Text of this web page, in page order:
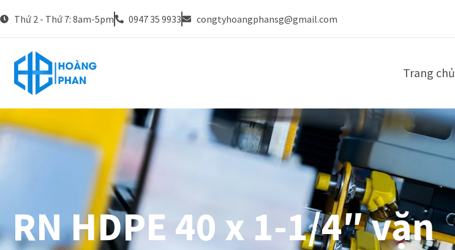
Thứ 2 - Thứ 7: 8am-5pm 0947 35 9933 congtyhoangphansg@gmail.com
Trang chủ
RN HDPE 40 x 1-1/4″ vặn